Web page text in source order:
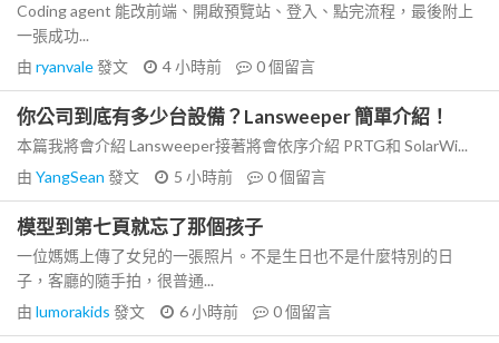
Coding agent 能改前端、開啟預覽站、登入、點完流程，最後附上
一張成功...
由 ryanvale發文 4 小時前 0個留言
你公司到底有多少台設備？Lansweeper 簡單介紹！
本篇我將會介紹 Lansweeper接著將會依序介紹 PRTG和 SolarWi...
由 YangSean 發文 5 小時前 0個留言
模型到第七頁就忘了那個孩子
一位媽媽上傳了女兒的一張照片。不是生日也不是什麼特別的日
子，客廳的隨手拍，很普通...
由 lumorakids 發文 6 小時前 0個留言